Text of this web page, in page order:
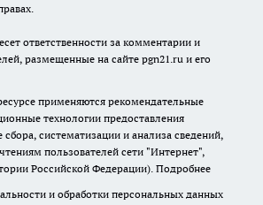
ответственности за комментарии и
размещенные на сайте pgn21.ru и его
применяются рекомендательные
технологии предоставления
систематизации и анализа сведений,
пользователей сети "Интернет",
Российской Федерации). Подробнее
и обработки персональных данных